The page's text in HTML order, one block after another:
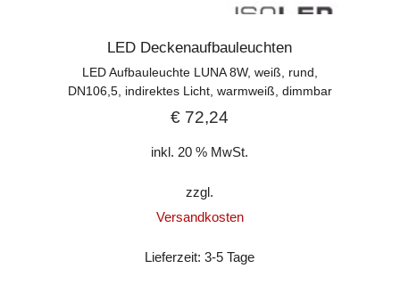
LED Deckenaufbauleuchten
LED Aufbauleuchte LUNA 8W, weiß, rund,
DN106,5, indirektes Licht, warmweiß, dimmbar
€ 72,24
inkl. 20 % MwSt.
zzgl.
Versandkosten
Lieferzeit:3-5 Tage